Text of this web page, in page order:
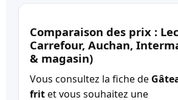
Comparaison des prix :
Carrefour, Auchan,
& magasin)
Vous consultez la fiche de
fritet vous souhaitez une